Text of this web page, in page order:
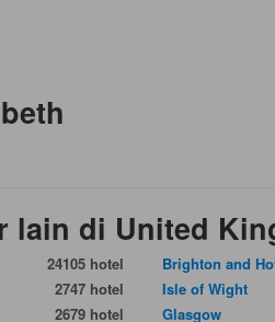
lain di United
24105 hotel
2747 hotel
2679 hotel
Brighton and
Isle of Wight
Glasgow